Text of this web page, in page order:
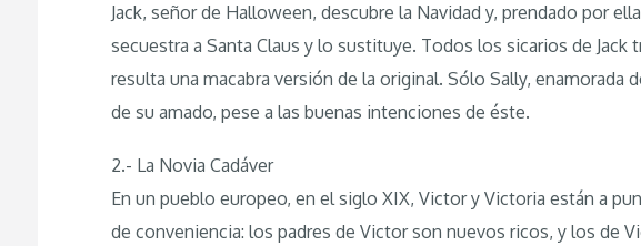
Jack, señor de Halloween, descubre la Navidad y, prendado por
secuestra a Santa Claus y lo sustituye. Todos los sicarios de Jack
resulta una macabra versión de la original. Sólo Sally, enamorada
de su amado, pese a las buenas intenciones de éste.
2.- La Novia Cadáver
En un pueblo europeo, en el siglo XIX, Victor y Victoria están a
de conveniencia: los padres de Victor son nuevos ricos, y los de